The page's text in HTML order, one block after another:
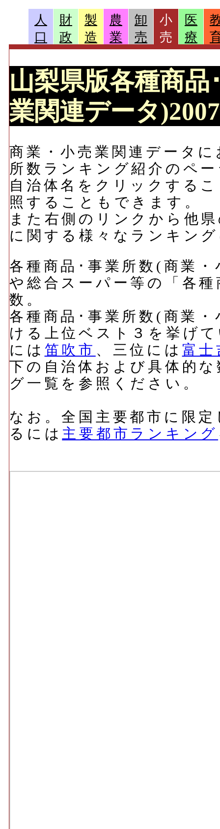
人
口
財
政
製
造
農
業
卸
売
小
売
医
療
山梨県版各種商
業関連データ
商業・小売業関連データ
所数ランキング紹介のペ
自治体名をクリックする
照することもできます。
また右側のリンクから他
に関する様々なランキン
各種商品･事業所数(商業
や総合スーパー等の「各
数。
各種商品･事業所数(商業
ける上位ベスト３を挙げ
には 笛吹市 、三位には 富
下の自治体および具体的
グ一覧を参照ください。
なお。全国主要都市に限
るには 主要都市ランキング